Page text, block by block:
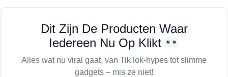
Dit Zijn De Producten Waar
Iedereen Nu Op Klikt
Alles wat nu viral gaat, van TikTok-hypes tot slimme
gadgets – mis ze niet!